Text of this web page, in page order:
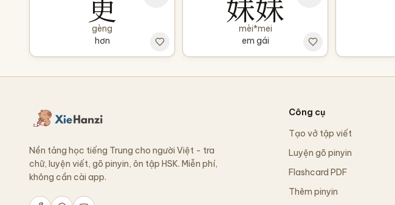
gèng
hơn
mèi*mei
em gái
Nền tảng học tiếng Trung cho người Việt - tra
chữ, luyện viết, gõ pinyin, ôn tập HSK. Miễn phí,
không cần cài app.
Công cụ
Tạo vở tập viết
Luyện gõ pinyin
Flashcard PDF
Thêm pinyin